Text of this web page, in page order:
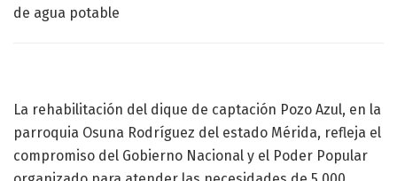
de agua potable
La rehabilitación del dique de captación Pozo Azul, en la
parroquia Osuna Rodríguez del estado Mérida, refleja el
compromiso del Gobierno Nacional y el Poder Popular